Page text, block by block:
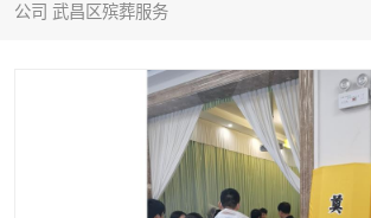
公司 武昌区殡葬服务